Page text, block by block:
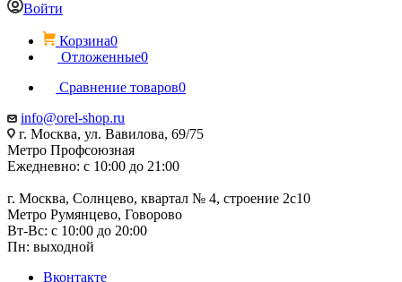
Войти
Корзина0
Отложенные0
Сравнение товаров0
info@orel-shop.ru
г. Москва, ул. Вавилова, 69/75
Метро Профсоюзная
Ежедневно: с 10:00 до 21:00
г. Москва, Солнцево, квартал № 4, строение 2с10
Метро Румянцево, Говорово
Вт-Вс: с 10:00 до 20:00
Пн: выходной
Вконтакте